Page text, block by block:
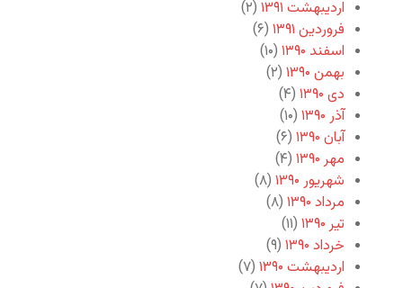
اردیبهشت ۱۳۹۱
(۲)
فروردین ۱۳۹۱
(۶)
اسفند ۱۳۹۰
(۱۰)
بهمن ۱۳۹۰
(۲)
دی ۱۳۹۰
(۴)
آذر ۱۳۹۰
(۱۰)
آبان ۱۳۹۰
(۶)
مهر ۱۳۹۰
(۴)
شهریور ۱۳۹۰
(۸)
مرداد ۱۳۹۰
(۸)
تیر ۱۳۹۰
(۱۱)
خرداد ۱۳۹۰
(۹)
اردیبهشت ۱۳۹۰
(۷)